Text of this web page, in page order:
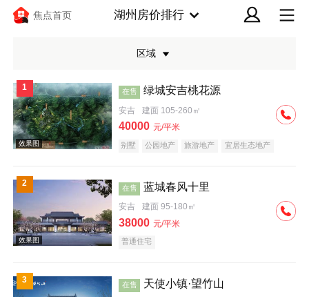
焦点首页 湖州房价排行
区域
1 在售 绿城安吉桃花源
安吉 建面 105-260㎡
40000 元/平米
别墅 公园地产 旅游地产
宜居生态地产
效果图
2 在售 蓝城春风十里
安吉 建面 95-180㎡
38000 元/平米
普通住宅
3 在售 天使小镇·望竹山